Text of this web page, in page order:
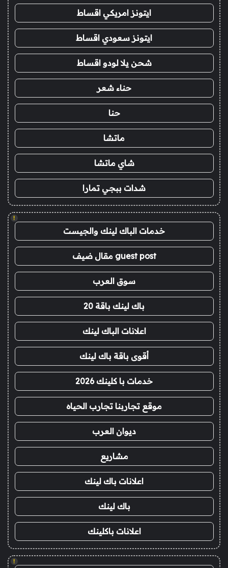
ايتونز امريكي اقساط
ايتونز سعودي اقساط
شحن يلا لودو اقساط
حناء شعر
حنا
ماتشا
شاي ماتشا
شدات ببجي تمارا
!
خدمات الباك لينك والجيست
guest post مقال ضيف
سوق العرب
باك لينك باقة 20
اعلانات الباك لينك
أقوى باقة باك لينك
خدمات با كلينك 2026
موقع تجاربنا تجارب الحياه
ديوان العرب
مشاريع
اعلانات باك لينك
باك لينك
اعلانات باكلينك
!